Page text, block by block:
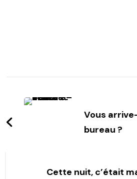
Navigation
Vous
bureau ?
Cette nuit, c’était